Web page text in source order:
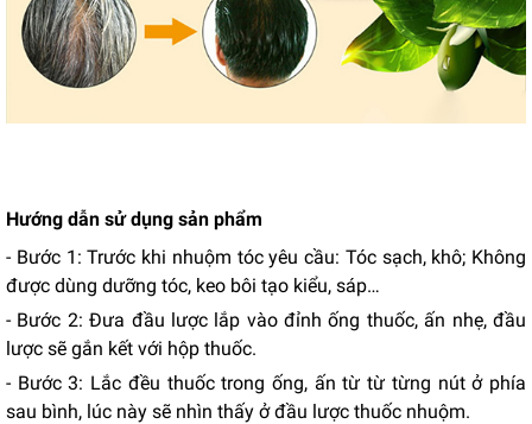
Hướng dẫn sử dụng sản phẩm
- Bước 1: Trước khi nhuộm tóc yêu cầu: Tóc sạch, khô; Không
được dùng dưỡng tóc, keo bôi tạo kiểu, sáp…
- Bước 2: Đưa đầu lược lắp vào đỉnh ống thuốc, ấn nhẹ, đầu
lược sẽ gắn kết với hộp thuốc.
- Bước 3: Lắc đều thuốc trong ống, ấn từ từ từng nút ở phía
sau bình, lúc này sẽ nhìn thấy ở đầu lược thuốc nhuộm.